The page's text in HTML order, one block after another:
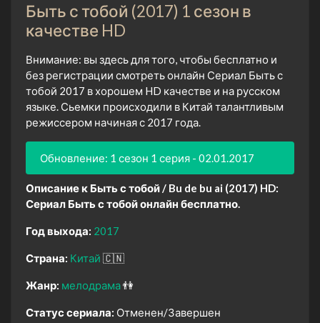
Быть с тобой (2017) 1 сезон в
качестве HD
Внимание: вы здесь для того, чтобы бесплатно и
без регистрации смотреть онлайн Сериал Быть с
тобой 2017 в хорошем HD качестве и на русском
языке. Сьемки происходили в Китай талантливым
режиссером начиная с 2017 года.
Обновление: 1 сезон 1 серия - 02.01.2017
Описание к Быть с тобой / Bu de bu ai (2017) HD:
Сериал Быть с тобой онлайн бесплатно.
Год выхода: 2017
Страна: Китай 🇨🇳
Жанр: мелодрама👫
Статус сериала: Отменен/Завершен